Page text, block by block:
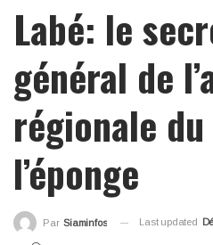
Labé: le
général de
régionale
l’éponge
Par Siaminfos Last updated